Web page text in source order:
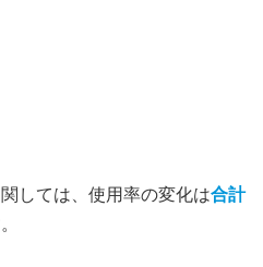
しては、使用率の変化は合計